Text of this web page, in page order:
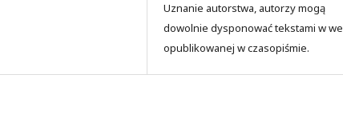
Uznanie autorstwa, autorzy mogą
dowolnie dysponować tekstami w
opublikowanej w czasopiśmie.